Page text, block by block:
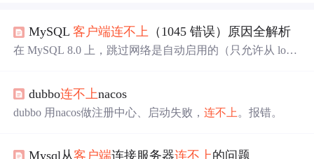
MySQL客户端连不上 （1045 错误）原因全解析
在 MySQL 8.0 上，跳过网络是自动启用的（只允许从 local
事 MySQL DBA 工作期间，时常会遇到：“我尝试连接到
MySQL 并且收到1045 错误，但我确定我的用户和密码都
试连接到另一个主机端口实例。
dubbo连不上nacos
dubbo 用nacos做注册中心、启动失败，连不上 。报错。
Mysql从客户端连接服务器连不上的问题